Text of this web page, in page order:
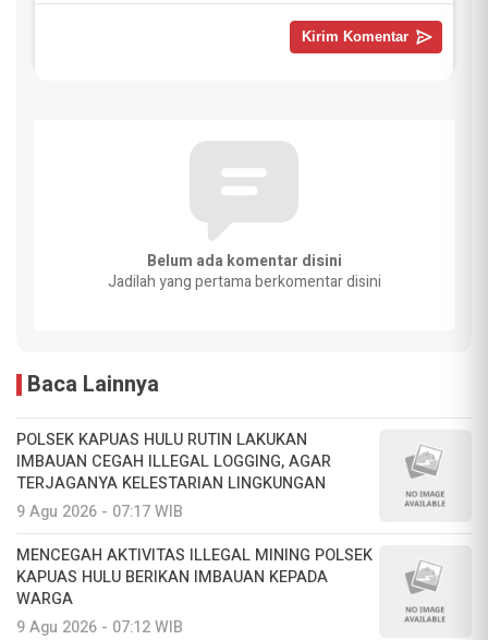
Belum ada komentar disini
Jadilah yang pertama berkomentar disini
Baca Lainnya
POLSEK KAPUAS HULU RUTIN LAKUKAN
IMBAUAN CEGAH ILLEGAL LOGGING, AGAR
TERJAGANYA KELESTARIAN LINGKUNGAN
9 Agu 2026 - 07:17 WIB
MENCEGAH AKTIVITAS ILLEGAL MINING POLSEK
KAPUAS HULU BERIKAN IMBAUAN KEPADA
WARGA
9 Agu 2026 - 07:12 WIB